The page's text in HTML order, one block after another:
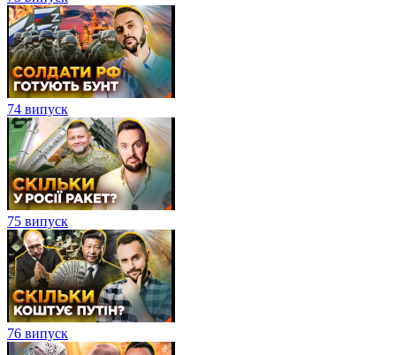
74 випуск
75 випуск
76 випуск